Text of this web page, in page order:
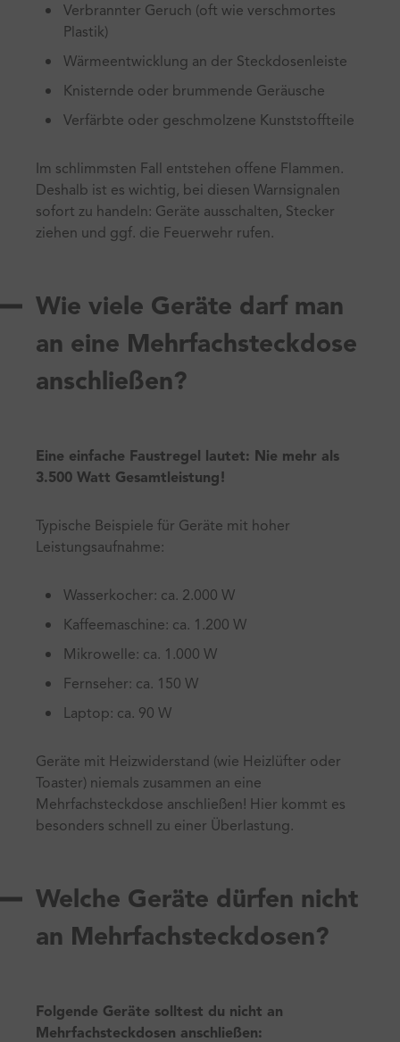
Verbrannter Geruch (oft wie verschmortes
Plastik)
Wärmeentwicklung an der Steckdosenleiste
Knisternde oder brummende Geräusche
Verfärbte oder geschmolzene Kunststoffteile
Im schlimmsten Fall entstehen offene Flammen.
Deshalb ist es wichtig, bei diesen Warnsignalen
sofort zu handeln: Geräte ausschalten, Stecker
ziehen und ggf. die Feuerwehr rufen.
Wie viele Geräte darf man
an eine Mehrfachsteckdose
anschließen?
Eine einfache Faustregel lautet: Nie mehr als
3.500 Watt Gesamtleistung!
Typische Beispiele für Geräte mit hoher
Leistungsaufnahme:
Wasserkocher: ca. 2.000 W
Kaffeemaschine: ca. 1.200 W
Mikrowelle: ca. 1.000 W
Fernseher: ca. 150 W
Laptop: ca. 90 W
Geräte mit Heizwiderstand (wie Heizlüfter oder
Toaster) niemals zusammen an eine
Mehrfachsteckdose anschließen! Hier kommt es
besonders schnell zu einer Überlastung.
Welche Geräte dürfen nicht
an Mehrfachsteckdosen?
Folgende Geräte solltest du nicht an
Mehrfachsteckdosen anschließen: